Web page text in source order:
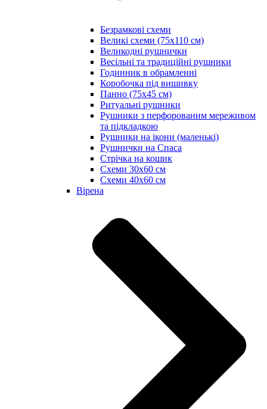
Безрамкові схеми
Великі схеми (75х110 см)
Великодні рушнички
Весільні та традиційні рушники
Годинник в обрамленні
Коробочка під вишивку
Панно (75х45 см)
Ритуальні рушники
Рушники з перфорованим мереживом
та підкладкою
Рушники на ікони (маленькі)
Рушнички на Спаса
Стрічка на кошик
Схеми 30х60 см
Схеми 40х60 см
Вірена